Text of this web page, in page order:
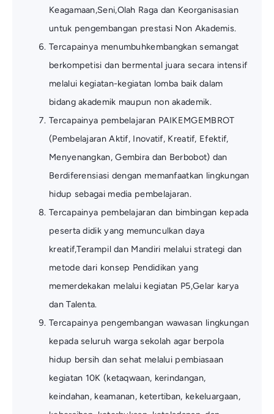
Keagamaan,Seni,Olah Raga dan Keorganisasian
untuk pengembangan prestasi Non Akademis.
Tercapainya menumbuhkembangkan semangat
berkompetisi dan bermental juara secara intensif
melalui kegiatan-kegiatan lomba baik dalam
bidang akademik maupun non akademik.
Tercapainya pembelajaran PAIKEMGEMBROT
(Pembelajaran Aktif, Inovatif, Kreatif, Efektif,
Menyenangkan, Gembira dan Berbobot) dan
Berdiferensiasi dengan memanfaatkan lingkungan
hidup sebagai media pembelajaran.
Tercapainya pembelajaran dan bimbingan kepada
peserta didik yang memunculkan daya
kreatif,Terampil dan Mandiri melalui strategi dan
metode dari konsep Pendidikan yang
memerdekakan melalui kegiatan P5,Gelar karya
dan Talenta.
Tercapainya pengembangan wawasan lingkungan
kepada seluruh warga sekolah agar berpola
hidup bersih dan sehat melalui pembiasaan
kegiatan 10K (ketaqwaan, kerindangan,
keindahan, keamanan, ketertiban, kekeluargaan,